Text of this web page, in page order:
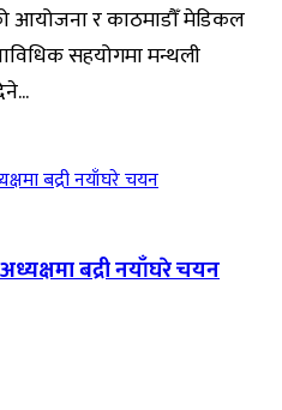
आयोजना र काठमाडौँ मेडिकल
सहयोगमा मन्थली
बद्री नयाँघरे चयन